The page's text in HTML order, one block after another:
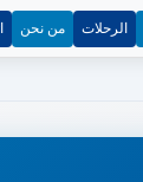
الرحلات من نحن